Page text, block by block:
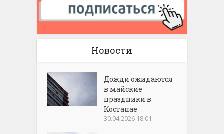
Новости
Дожди ожидаются
в майские
праздники в
Костанае
30.04.2026 18:01